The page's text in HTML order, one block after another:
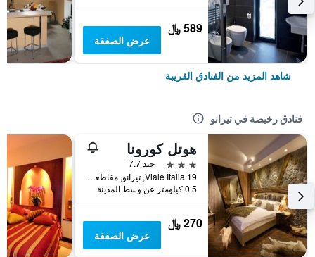
589 ﷼
عرض الصفقة
شاهد المزيد من الفنادق القريبة
فنادق رخيصة في تيرانو
هوتل كورونا
3 نجوم
جيد 7.7
Viale Italia 19, تيرانو, مقاطعة سوندريو, إيطاليا
0.5 كيلومتر عن وسط المدينة
270 ﷼
عرض الصفقة